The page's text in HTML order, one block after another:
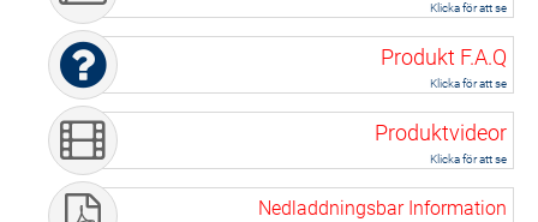
Klicka för att se
Produkt F.A.Q
Klicka för att se
Produktvideor
Klicka för att se
Nedladdningsbar Information